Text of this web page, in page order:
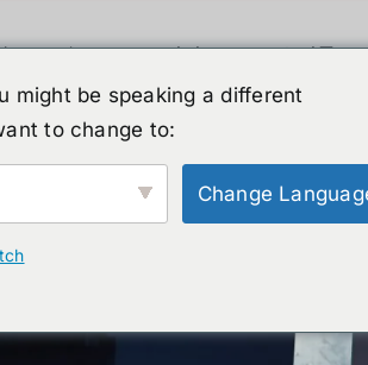
뉴스 서비스 쇼핑몰
128GB:
might be speaking a different
to change to:
Change